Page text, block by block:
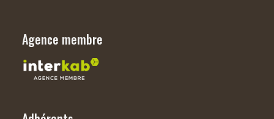
Agence membre